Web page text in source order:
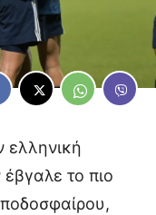
ελληνική
το πιο